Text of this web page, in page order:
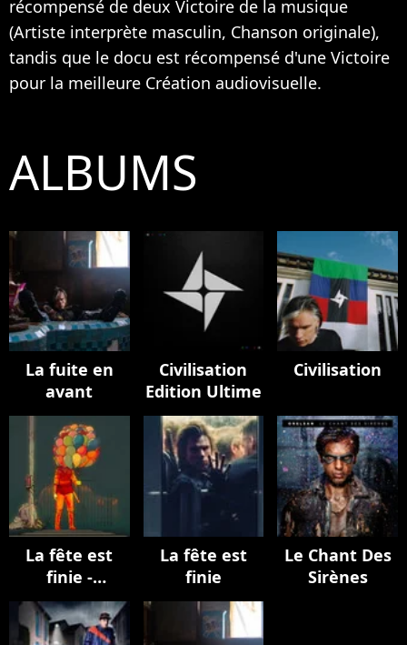
récompensé de deux Victoire de la musique
(Artiste interprète masculin, Chanson originale),
tandis que le docu est récompensé d'une Victoire
pour la meilleure Création audiovisuelle.
ALBUMS
La fuite en
avant
Civilisation
Edition Ultime
Civilisation
La fête est
finie -
EPILOGUE
La fête est
finie
Le Chant Des
Sirènes